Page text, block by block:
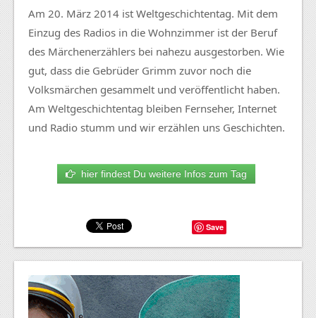
Am 20. März 2014 ist Weltgeschichtentag. Mit dem
Einzug des Radios in die Wohnzimmer ist der Beruf
des Märchenerzählers bei nahezu ausgestorben. Wie
gut, dass die Gebrüder Grimm zuvor noch die
Volksmärchen gesammelt und veröffentlicht haben.
Am Weltgeschichtentag bleiben Fernseher, Internet
und Radio stumm und wir erzählen uns Geschichten.
hier findest Du weitere Infos zum Tag
Save